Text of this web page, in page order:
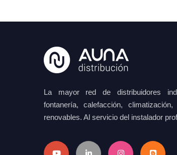
La mayor red de distribuidores
fontanería, calefacción,
renovables. Al servicio del instalador